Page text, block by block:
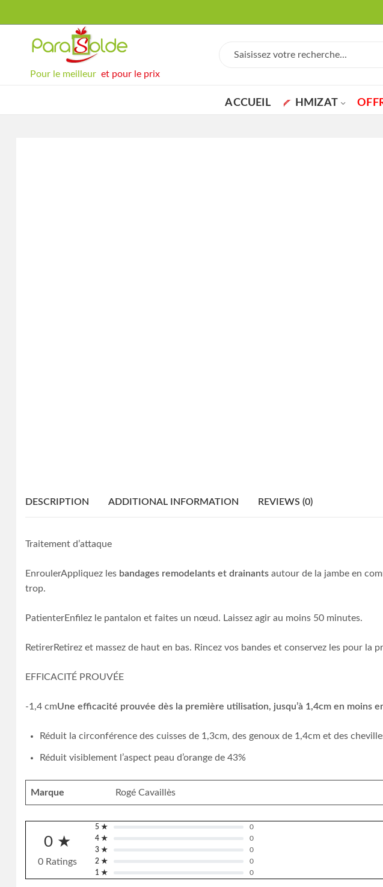
Pour le meilleur et pour le prix
ACCUEIL HMIZAT
DESCRIPTION ADDITIONAL INFORMATION REVIEWS (0)
Traitement d’attaque
EnroulerAppliquez les bandages remodelants et drainantsautour de la jambe en
trop.
PatienterEnfilez le pantalon et faites un nœud. Laissez agir au moins 50 minutes.
RetirerRetirez et massez de haut en bas. Rincez vos bandes et conservez les pour la
EFFICACITÉ PROUVÉE
-1,4 cmUne efficacité prouvée dès la première utilisation, jusqu’à 1,4cm en moins
Réduit la circonférence des cuisses de 1,3cm, des genoux de 1,4cm et des
Réduit visiblement l’aspect peau d’orange de 43%
Marque Rogé Cavaillès
0 ★
0 Ratings
5 ★
0
4 ★
0
3 ★
0
2 ★
0
1 ★
0